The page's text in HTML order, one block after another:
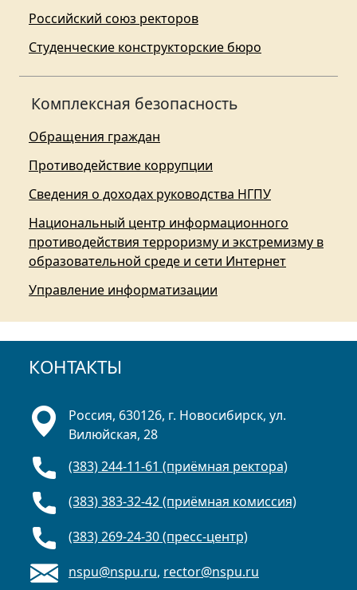
Российский союз ректоров
Студенческие конструкторские бюро
Комплексная безопасность
Обращения граждан
Противодействие коррупции
Сведения о доходах руководства НГПУ
Национальный центр информационного
противодействия терроризму и экстремизму в
образовательной среде и сети Интернет
Управление информатизации
КОНТАКТЫ
Россия, 630126, г. Новосибирск, ул.
Вилюйская, 28
(383) 244-11-61 (приёмная ректора)
(383) 383-32-42 (приёмная комиссия)
(383) 269-24-30 (пресс-центр)
nspu@nspu.ru, rector@nspu.ru